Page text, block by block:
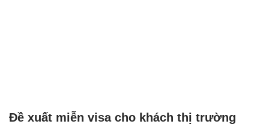
Đề xuất miễn visa cho khách thị trường